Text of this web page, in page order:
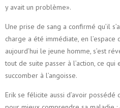
y avait un problème».
Une prise de sang a confirmé qu’il
charge a été immédiate, en l’espace
aujourd’hui le jeune homme, s’est
tout de suite passer à l’action, ce
succomber à l’angoisse.
Erik se félicite aussi d’avoir possédé